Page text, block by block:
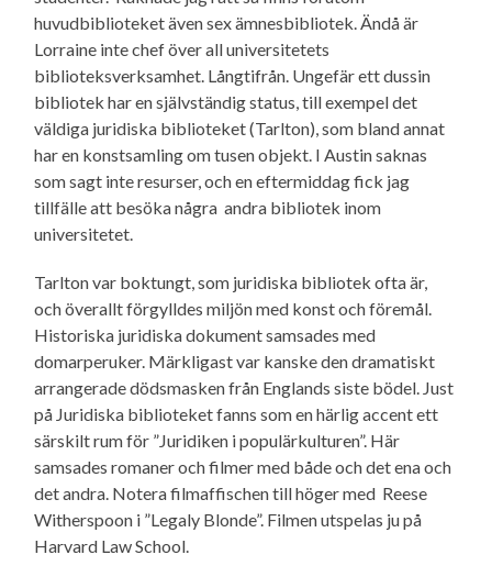
huvudbiblioteket även sex ämnesbibliotek. Ändå är
Lorraine inte chef över all universitetets
biblioteksverksamhet. Långtifrån. Ungefär ett dussin
bibliotek har en självständig status, till exempel det
väldiga juridiska biblioteket (Tarlton), som bland annat
har en konstsamling om tusen objekt. I Austin saknas
som sagt inte resurser, och en eftermiddag fick jag
tillfälle att besöka några andra bibliotek inom
universitetet.
Tarlton var boktungt, som juridiska bibliotek ofta är,
och överallt förgylldes miljön med konst och föremål.
Historiska juridiska dokument samsades med
domarperuker. Märkligast var kanske den dramatiskt
arrangerade dödsmasken från Englands siste bödel. Just
på Juridiska biblioteket fanns som en härlig accent ett
särskilt rum för ”Juridiken i populärkulturen”. Här
samsades romaner och filmer med både och det ena och
det andra. Notera filmaffischen till höger med Reese
Witherspoon i ”Legaly Blonde”. Filmen utspelas ju på
Harvard Law School.